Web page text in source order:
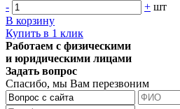
- + шт
В корзину
Купить в 1 клик
Работаем с физическими
и юридическими лицами
Задать вопрос
Спасибо, мы Вам перезвоним